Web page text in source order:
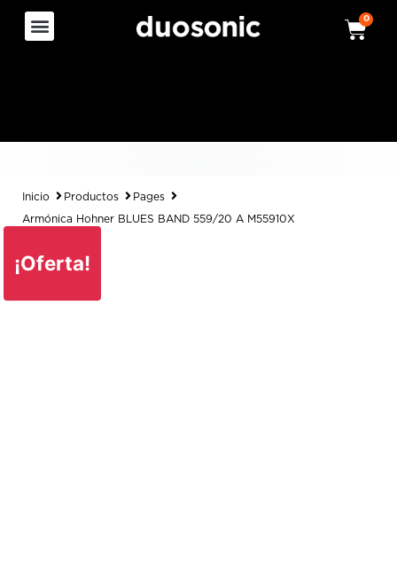
0
Inicio Productos Pages
Armónica Hohner BLUES BAND 559/20 A M55910X
¡Oferta!